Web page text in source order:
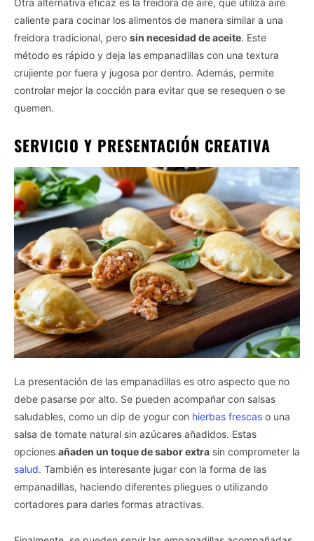
Otra alternativa eficaz es la freidora de aire, que utiliza aire
caliente para cocinar los alimentos de manera similar a una
freidora tradicional, pero sin necesidad de aceite. Este
método es rápido y deja las empanadillas con una textura
crujiente por fuera y jugosa por dentro. Además, permite
controlar mejor la cocción para evitar que se resequen o se
quemen.
SERVICIO Y PRESENTACIÓN CREATIVA
La presentación de las empanadillas es otro aspecto que no
debe pasarse por alto. Se pueden acompañar con salsas
saludables, como un dip de yogur con hierbas frescas o una
salsa de tomate natural sin azúcares añadidos. Estas
opciones añaden un toque de sabor extra sin comprometer la
salud. También es interesante jugar con la forma de las
empanadillas, haciendo diferentes pliegues o utilizando
cortadores para darles formas atractivas.